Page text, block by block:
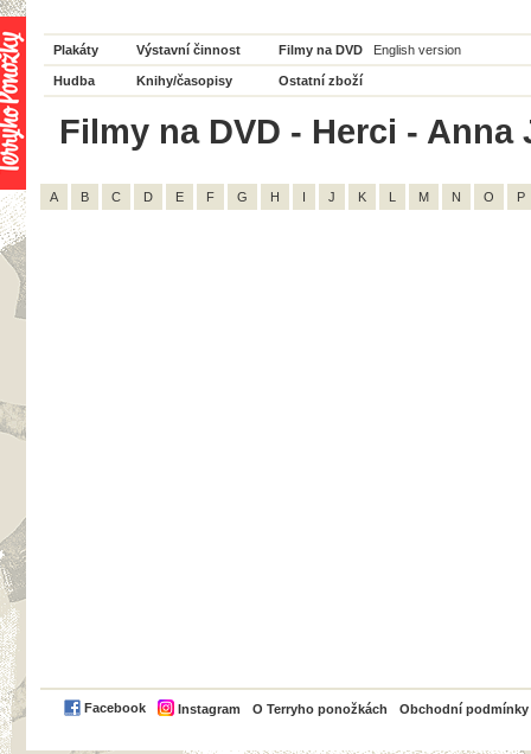
Plakáty Výstavní činnost Filmy na DVD English version
Hudba Knihy/časopisy Ostatní zboží
Filmy na DVD - Herci -
A B C D E F G H I J K L M N O P
Facebook Instagram O Terryho ponožkách Obchodní podmínky
PayPal